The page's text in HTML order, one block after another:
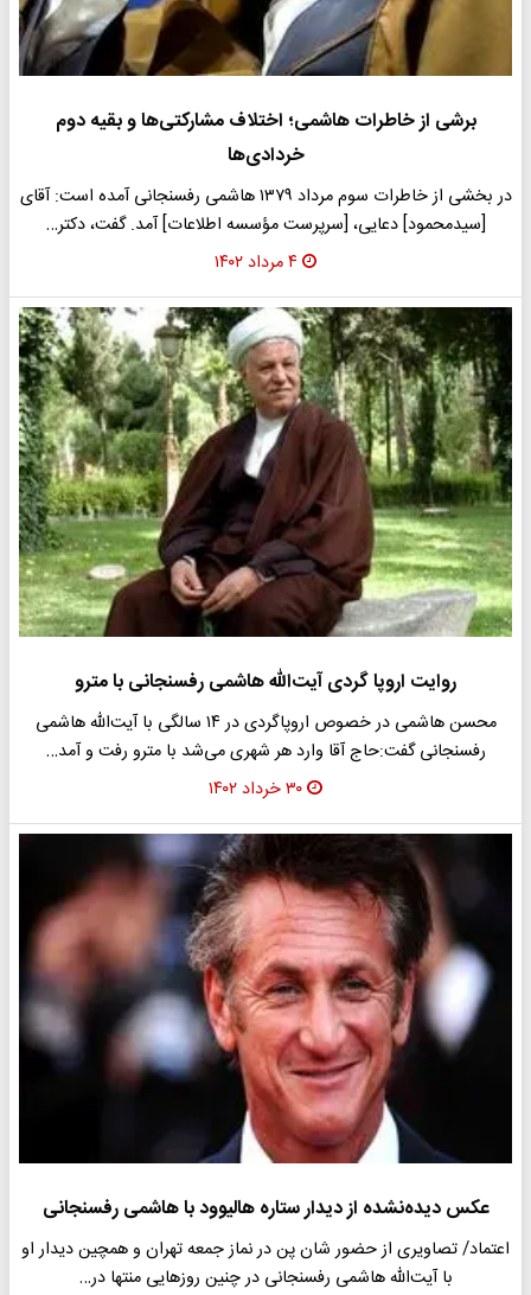
برشی از خاطرات هاشمی؛ اختلاف مشارکتی‌ها و بقیه دوم
خردادی‌ها
در بخشی از خاطرات سوم مرداد ١٣٧٩ هاشمی رفسنجانی آمده است: آقای
[سیدمحمود] دعایی، [سرپرست مؤسسه اطلاعات] آمد. گفت، دکتر…
۴ مرداد ۱۴۰۲
روایت اروپا گردی آیت‌الله هاشمی رفسنجانی با مترو
محسن هاشمی در خصوص اروپاگردی در ۱۴ سالگی با آیت‌الله هاشمی
رفسنجانی گفت:حاج‌ آقا وارد هر شهری می‌شد با مترو رفت و آمد…
۳۰ خرداد ۱۴۰۲
عکس دیده‌نشده از دیدار ستاره هالیوود با هاشمی رفسنجانی
اعتماد/ تصاویری از حضور شان پن در نماز جمعه تهران و همچین دیدار او
با آیت‌الله هاشمی رفسنجانی در چنین روزهایی منتها در…